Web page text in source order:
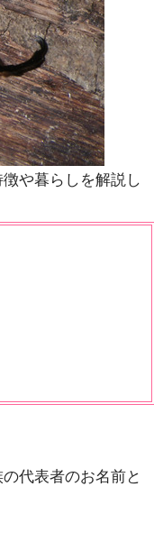
や暮らしを解説し
代表者のお名前と